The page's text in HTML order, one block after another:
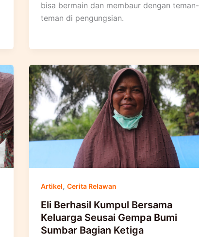
bisa bermain dan membaur dengan teman-
teman di pengungsian.
Artikel, Cerita Relawan
Eli Berhasil Kumpul Bersama
Keluarga Seusai Gempa Bumi
Sumbar Bagian Ketiga